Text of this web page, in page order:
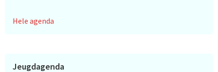
Hele agenda
Jeugdagenda